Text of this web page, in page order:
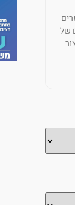
עובדים: 20 מאמרים
המאמרים של